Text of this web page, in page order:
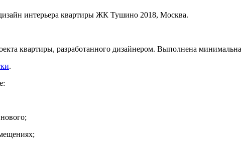
интерьера квартиры ЖК Тушино 2018, Москва.
квартиры, разработанного дизайнером. Выполнена
.